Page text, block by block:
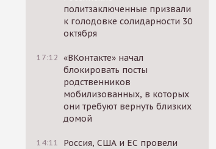
политзаключенные призвали
к голодовке солидарности 30
октября
17:12 «ВКонтакте» начал
блокировать посты
родственников
мобилизованных, в которых
они требуют вернуть близких
домой
14:11
Россия, США и ЕС провели